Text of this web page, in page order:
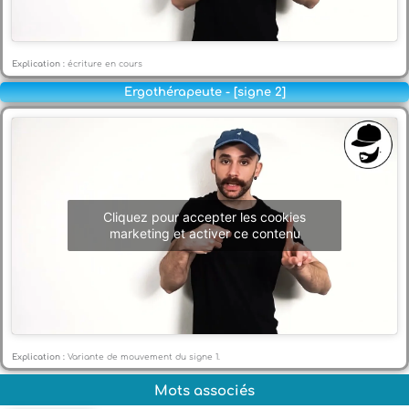
Explication : écriture en cours
Ergothérapeute - [signe 2]
Cliquez pour accepter les cookies
marketing et activer ce contenu
Explication : Variante de mouvement du signe 1.
Mots associés